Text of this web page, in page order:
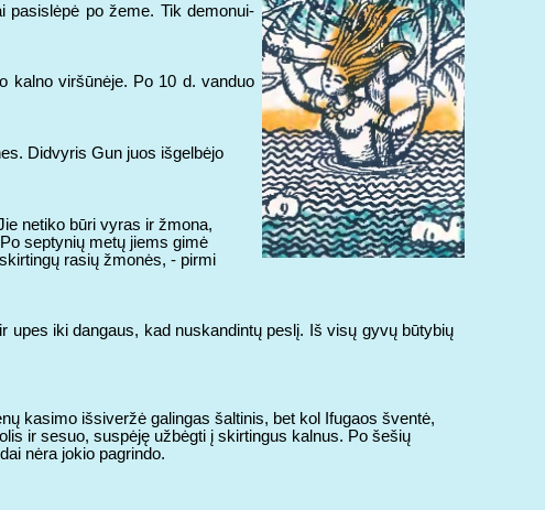
pasislėpė po žeme. Tik demonui-
kalno viršūnėje. Po 10 d. vanduo
Didvyris Gun juos išgelbėjo
netiko būri vyras ir žmona,
septynių metų jiems gimė
rasių žmonės, - pirmi
iki dangaus, kad nuskandintų peslį. Iš visų gyvų būtybių
kasimo išsiveržė galingas šaltinis, bet kol Ifugaos šventė,
ir sesuo, suspėję užbėgti į skirtingus kalnus. Po šešių
nėra jokio pagrindo.